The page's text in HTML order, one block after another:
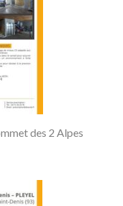
des 2 Alpes